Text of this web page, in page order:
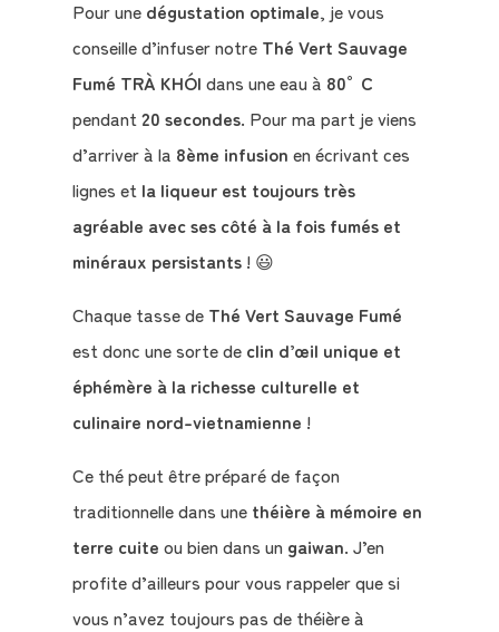
Pour une dégustation optimale, je vous
conseille d’infuser notre Thé Vert Sauvage
Fumé TRÀ KHÓI dans une eau à 80°C
pendant 20 secondes. Pour ma part je viens
d’arriver à la 8ème infusion en écrivant ces
lignes et la liqueur est toujours très
agréable avec ses côté à la fois fumés et
minéraux persistants! 😃
Chaque tasse deThé Vert Sauvage Fumé
est donc une sorte de clin d’œil unique et
éphémère à la richesse culturelle et
culinaire nord-vietnamienne !
Ce thé peut être préparé de façon
traditionnelle dans unethéière à mémoire en
terre cuite ou bien dans un gaiwan. J’en
profite d’ailleurs pour vous rappeler que si
vous n’avez toujours pas de théière à